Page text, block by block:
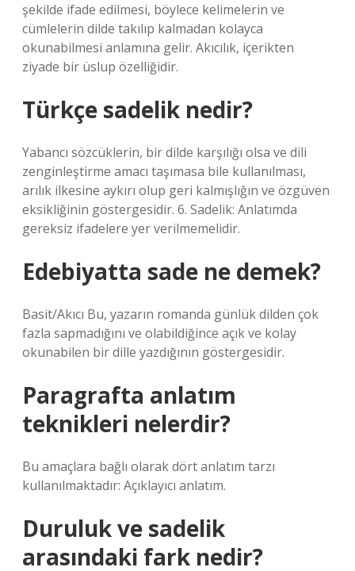
şekilde ifade edilmesi, böylece kelimelerin ve
cümlelerin dilde takılıp kalmadan kolayca
okunabilmesi anlamına gelir. Akıcılık, içerikten
ziyade bir üslup özelliğidir.
Türkçe sadelik nedir?
Yabancı sözcüklerin, bir dilde karşılığı olsa ve dili
zenginleştirme amacı taşımasa bile kullanılması,
arılık ilkesine aykırı olup geri kalmışlığın ve özgüven
eksikliğinin göstergesidir. 6. Sadelik: Anlatımda
gereksiz ifadelere yer verilmemelidir.
Edebiyatta sade ne demek?
Basit/Akıcı Bu, yazarın romanda günlük dilden çok
fazla sapmadığını ve olabildiğince açık ve kolay
okunabilen bir dille yazdığının göstergesidir.
Paragrafta anlatım
teknikleri nelerdir?
Bu amaçlara bağlı olarak dört anlatım tarzı
kullanılmaktadır: Açıklayıcı anlatım.
Duruluk ve sadelik
arasındaki fark nedir?